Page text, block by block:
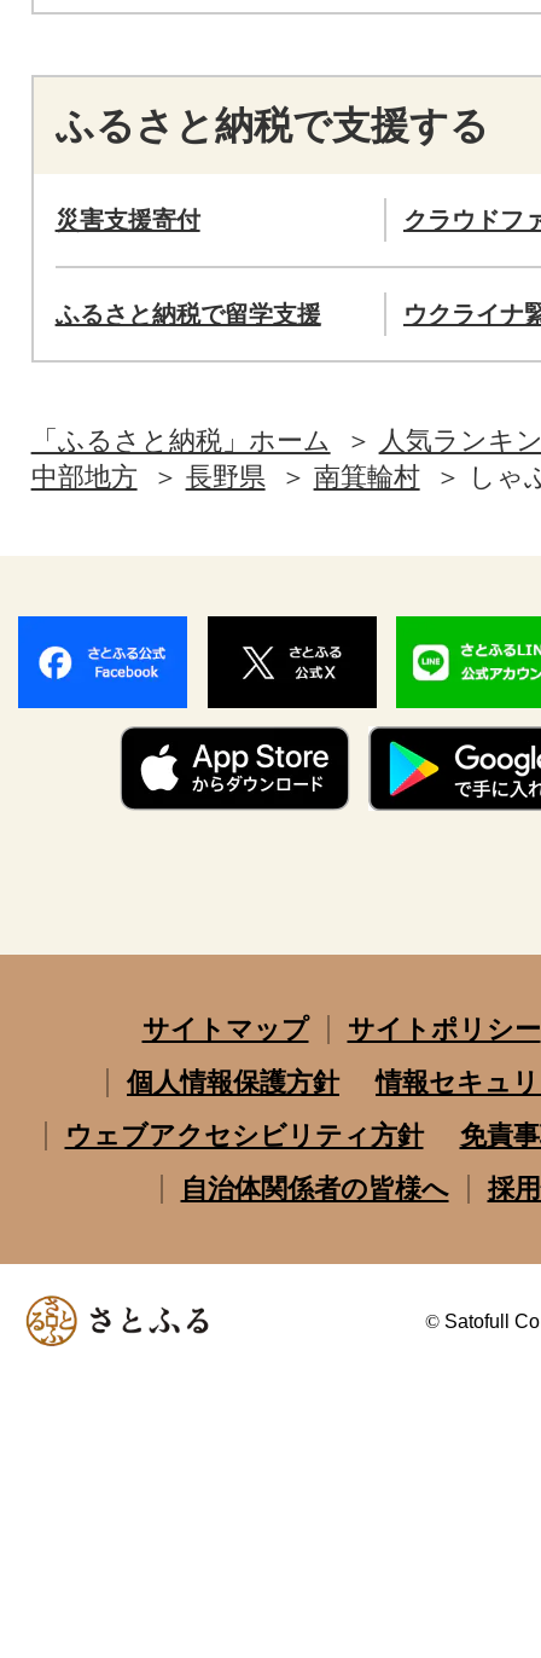
ふるさと納税で支援する
災害支援寄付 クラウドフ
ふるさと納税で留学支援 ウクライナ
「ふるさと納税」ホーム
人気ランキ
中部地方
長野県 南箕輪村 しゃ
サイトマップ
サイトポリシー
個人情報保護方針
情報セキュ
ウェブアクセシビリティ方針
免責
自治体関係者の皆様へ
採
© Satofull